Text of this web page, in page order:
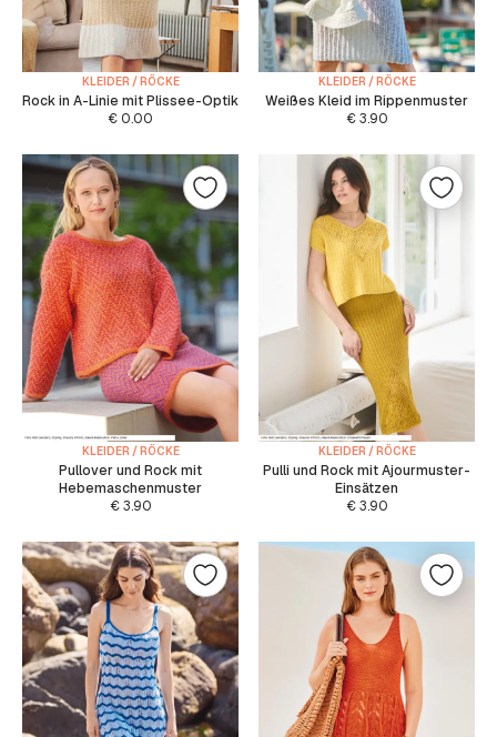
KLEIDER / RÖCKE
Rock in A-Linie mit Plissee-Optik
€ 0.00
KLEIDER / RÖCKE
Weißes Kleid im Rippenmuster
€3.90
KLEIDER / RÖCKE
Pullover und Rock mit
Hebemaschenmuster
€3.90
KLEIDER / RÖCKE
Pulli und Rock mit Ajourmuster-
Einsätzen
€3.90